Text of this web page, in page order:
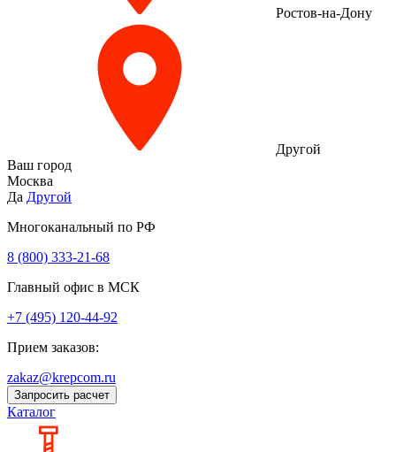
Ростов-на-Дону
Другой
Ваш город
Москва
Да Другой
Многоканальный по РФ
8 (800) 333‑21-68
Главный офис в МСК
+7 (495) 120-44-92
Прием заказов:
zakaz@krepcom.ru
Запросить расчет
Каталог